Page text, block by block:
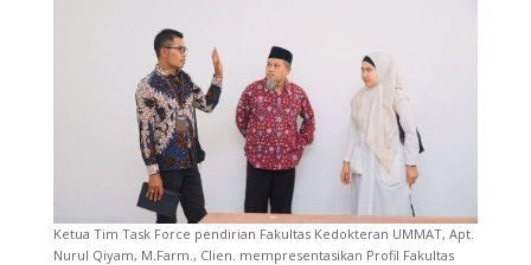
Ketua Tim Task Force pendirian Fakultas Kedokteran UMMAT, Apt.
Nurul Qiyam, M.Farm., Clien. mempresentasikan Profil Fakultas